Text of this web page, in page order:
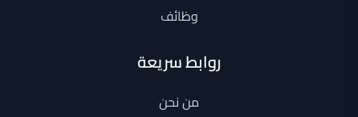
وظائف
روابط سريعة
من نحن